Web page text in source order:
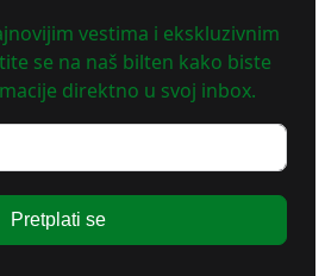
vestima i ekskluzivnim
se na naš bilten kako biste
direktno u svoj inbox.
Pretplati se